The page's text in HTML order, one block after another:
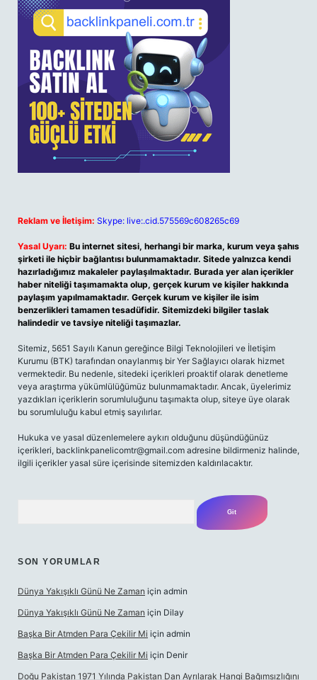
Reklam ve İletişim: Skype: live:.cid.575569c608265c69
Yasal Uyarı: Bu internet sitesi, herhangi bir marka, kurum veya şahıs
şirketi ile hiçbir bağlantısı bulunmamaktadır. Sitede yalnızca kendi
hazırladığımız makaleler paylaşılmaktadır. Burada yer alan içerikler
haber niteliği taşımamakta olup, gerçek kurum ve kişiler hakkında
paylaşım yapılmamaktadır. Gerçek kurum ve kişiler ile isim
benzerlikleri tamamen tesadüfidir. Sitemizdeki bilgiler taslak
halindedir ve tavsiye niteliği taşımazlar.
Sitemiz, 5651 Sayılı Kanun gereğince Bilgi Teknolojileri ve İletişim
Kurumu (BTK) tarafından onaylanmış bir Yer Sağlayıcı olarak hizmet
vermektedir. Bu nedenle, sitedeki içerikleri proaktif olarak denetleme
veya araştırma yükümlülüğümüz bulunmamaktadır. Ancak, üyelerimiz
yazdıkları içeriklerin sorumluluğunu taşımakta olup, siteye üye olarak
bu sorumluluğu kabul etmiş sayılırlar.
Hukuka ve yasal düzenlemelere aykırı olduğunu düşündüğünüz
içerikleri, backlinkpanelicomtr@gmail.com adresine bildirmeniz halinde,
ilgili içerikler yasal süre içerisinde sitemizden kaldırılacaktır.
SON YORUMLAR
Dünya Yakışıklı Günü Ne Zaman için admin
Dünya Yakışıklı Günü Ne Zaman için Dilay
Başka Bir Atmden Para Çekilir Mi için admin
Başka Bir Atmden Para Çekilir Mi için Denir
Doğu Pakistan 1971 Yılında Pakistan Dan Ayrılarak Hangi Bağımsızlığını